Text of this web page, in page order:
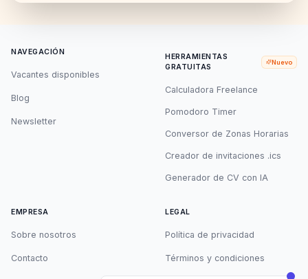
NAVEGACIÓN
Vacantes disponibles
Blog
Newsletter
HERRAMIENTAS
GRATUITAS
Nuevo
Calculadora Freelance
Pomodoro Timer
Conversor de Zonas Horarias
Creador de invitaciones .ics
Generador de CV con IA
EMPRESA
Sobre nosotros
Contacto
LEGAL
Política de privacidad
Términos y condiciones